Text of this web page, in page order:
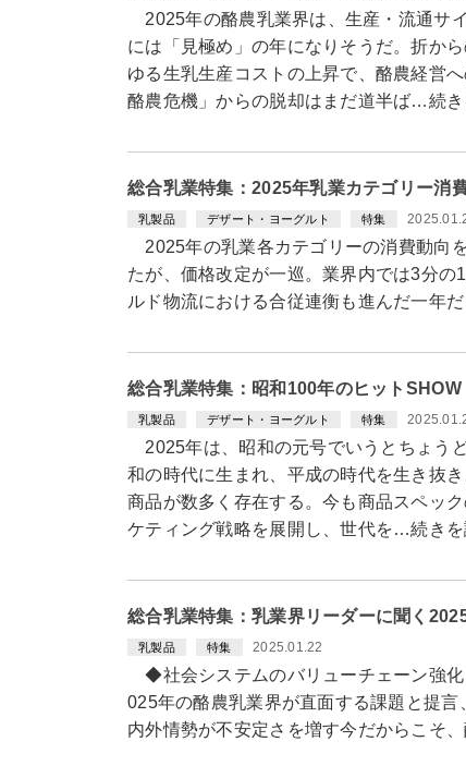
2025年の酪農乳業界は、生産・流通サ
には「見極め」の年になりそうだ。折か
ゆる生乳生産コストの上昇で、酪農経営
酪農危機」からの脱却はまだ道半ば…続き
総合乳業特集：2025年乳業カテゴリー
乳製品 デザート・ヨーグルト 特集
2025年の乳業各カテゴリーの消費動向
たが、価格改定が一巡。業界内では3分
ルド物流における合従連衡も進んだ一年
総合乳業特集：昭和100年のヒット
乳製品 デザート・ヨーグルト 特集
2025年は、昭和の元号でいうとちょう
和の時代に生まれ、平成の時代を生き抜
商品が数多く存在する。今も商品スペッ
ケティング戦略を展開し、世代を…続き
総合乳業特集：乳業界リーダーに聞く
乳製品 特集 2025.01.22
◆社会システムのバリューチェーン強
025年の酪農乳業界が直面する課題と提
内外情勢が不安定さを増す今だからこそ